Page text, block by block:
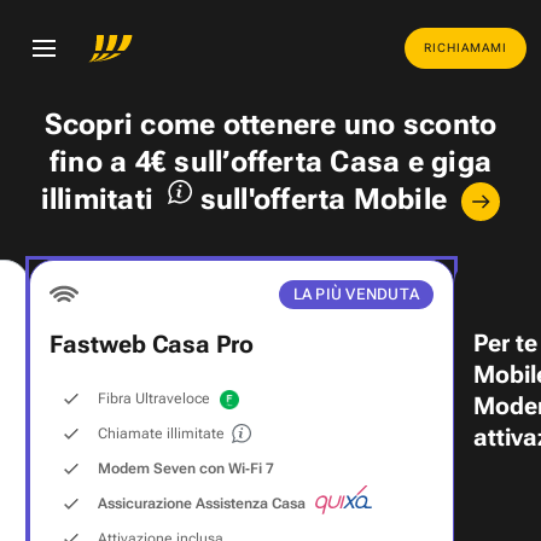
RICHIAMAMI
Scopri come ottenere uno sconto
fino a 4€ sull’offerta Casa egiga
illimitati
sull'offerta Mobile
LA PIÙ VENDUTA
Fastweb Casa Pro
Fibra Ultraveloce
Chiamate illimitate
Modem Seven con Wi‑Fi 7
Assicurazione Assistenza Casa
Per